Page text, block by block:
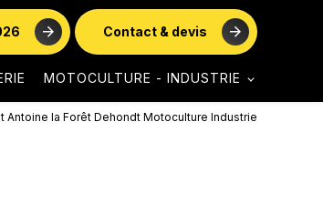
Contact & devis
MOTOCULTURE - INDUSTRIE
St Antoine la Forêt Dehondt Motoculture Industrie